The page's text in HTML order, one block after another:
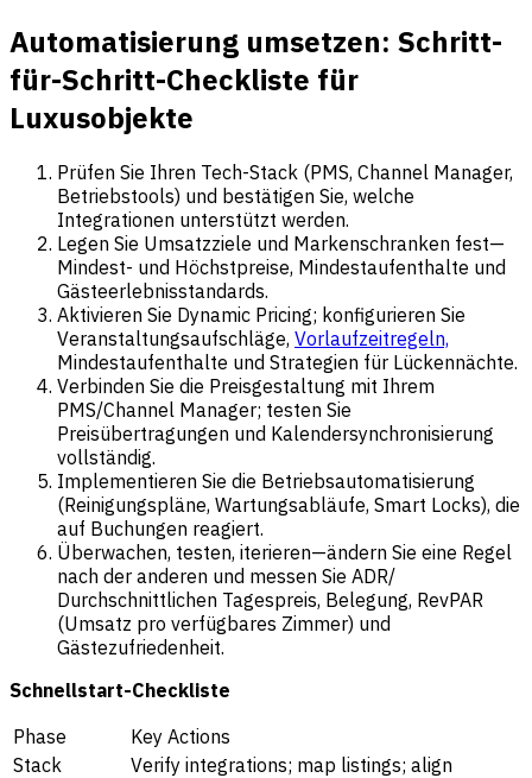
Automatisierung umsetzen: Schritt-
für-Schritt-Checkliste für
Luxusobjekte
Prüfen Sie Ihren Tech-Stack (PMS, Channel Manager,
Betriebstools) und bestätigen Sie, welche
Integrationen unterstützt werden.
Legen Sie Umsatzziele und Markenschranken fest—
Mindest- und Höchstpreise, Mindestaufenthalte und
Gästeerlebnisstandards.
Aktivieren Sie Dynamic Pricing; konfigurieren Sie
Veranstaltungsaufschläge, Vorlaufzeitregeln,
Mindestaufenthalte und Strategien für Lückennächte.
Verbinden Sie die Preisgestaltung mit Ihrem
PMS/Channel Manager; testen Sie
Preisübertragungen und Kalendersynchronisierung
vollständig.
Implementieren Sie die Betriebsautomatisierung
(Reinigungspläne, Wartungsabläufe, Smart Locks), die
auf Buchungen reagiert.
Überwachen, testen, iterieren—ändern Sie eine Regel
nach der anderen und messen Sie ADR/
Durchschnittlichen Tagespreis, Belegung, RevPAR
(Umsatz pro verfügbares Zimmer) und
Gästezufriedenheit.
Schnellstart-Checkliste
Phase
Key Actions
Stack
Verify integrations; map listings; align